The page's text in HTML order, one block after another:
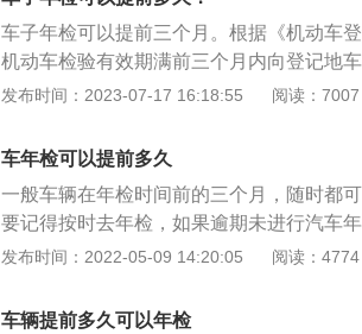
不合格，车管所应收缴其行车牌证，不准
合格的车辆，不准在道路上行驶，也不准
限的车辆，不予检验，并收回牌证，注销
车子年检可以提前三个月。根据《机动车
机动车检验有效期满前三个月内向登记地
前两个月或一个多月，如果逾期未年检会
的时间日期，是根据月份来进行计算。2、
买的汽车保险等都不会生效。如果期间出
赔付。
发布时间：2023-07-17 16:18:55 阅读：7007
车年检可以提前多久
一般车辆在年检时间前的三个月，随时都
要记得按时去年检，如果逾期未进行汽车
200元的罚款并记三分的处罚，而且车辆还
交通事故的话，保险公司是不会对其进行
发布时间：2022-05-09 14:20:05 阅读：4774
车辆提前多久可以年检